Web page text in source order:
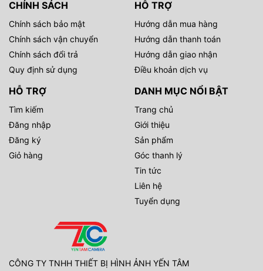
CHÍNH SÁCH
Chính sách bảo mật
Chính sách vận chuyển
Chính sách đổi trả
Quy định sử dụng
HỖ TRỢ
Hướng dẫn mua hàng
Hướng dẫn thanh toán
Hướng dẫn giao nhận
Điều khoản dịch vụ
HỖ TRỢ
Tìm kiếm
Đăng nhập
Đăng ký
Giỏ hàng
DANH MỤC NỔI BẬT
Trang chủ
Giới thiệu
Sản phẩm
Góc thanh lý
Tin tức
Liên hệ
Tuyển dụng
CÔNG TY TNHH THIẾT BỊ HÌNH ẢNH YẾN TÂM